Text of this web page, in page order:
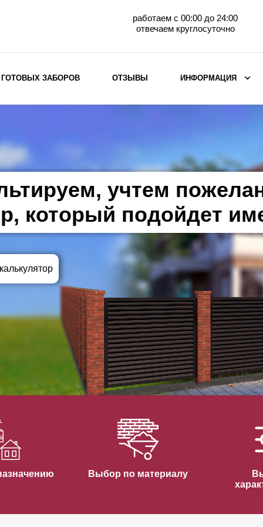
работаем с 00:00 до 24:00
отвечаем круглосуточно
горизонтального
Металлические заборы для дачи
Забор жалюзи с кирпичными столбами
Металлические заборы
Металлические ограждения
ВЫБОР ПО ХАРАКТЕРИСТИКАМ
Горизонтальные заборы
Высокие заборы
Красивые, дизайнерские заборы
ВЫБОР ПО СПОСОБУ МОНТАЖА
Заборы под ключ
Готовые заборы
Быстровозводимые заборы
ЗАБОРОВ ОТЗЫВЫ ИНФОРМАЦИЯ
учтем
который подойдет
Выбор по материалу